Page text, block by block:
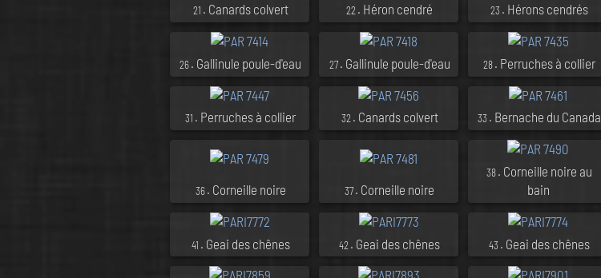
21 . Canards colvert 22 . Héron cendré 23 . Hérons cendrés
26. Gallinule poule-d'eau 27 . Gallinule poule-d'eau 28 . Perruches à collier
31 . Perruches à collier 32 . Canards colvert 33 . Bernache du Canada
36 . Corneille noire 37. Corneille noire
38 . Corneille noire au
bain
41 . Geai des chênes 42 . Geai des chênes 43 . Geai des chênes